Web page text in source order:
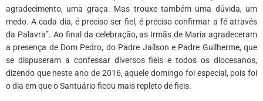
agradecimento, uma graça. Mas trouxe também uma dúvida, um
medo. A cada dia, é preciso ser fiel, é preciso confirmar a fé através
da Palavra”. Ao final da celebração, as Irmãs de Maria agradeceram
a presença de Dom Pedro, do Padre Jaílson e Padre Guilherme, que
se dispuseram a confessar diversos fieis e todos os diocesanos,
dizendo que neste ano de 2016, aquele domingo foi especial, pois foi
o dia em que o Santuário ficou mais repleto de fieis.